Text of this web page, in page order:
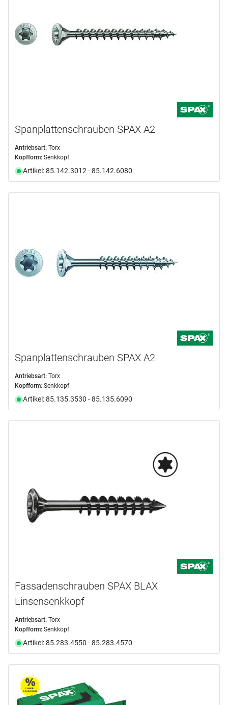
Spanplattenschrauben SPAX A2
Antriebsart: Torx
Kopfform: Senkkopf
Artikel: 85.142.3012 - 85.142.6080
Spanplattenschrauben SPAX A2
Antriebsart: Torx
Kopfform: Senkkopf
Artikel: 85.135.3530 - 85.135.6090
Fassadenschrauben SPAX BLAX
Linsensenkkopf
Antriebsart: Torx
Kopfform: Senkkopf
Artikel: 85.283.4550 - 85.283.4570